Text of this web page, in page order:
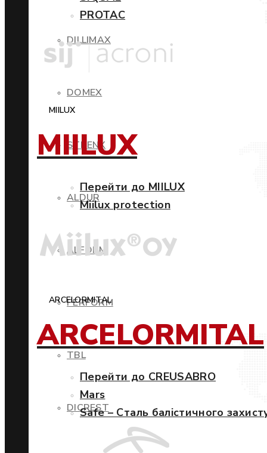
DILLIMAX
DOMEX
STRENX
ALDUR
ALFORM
PERFORM
TBL
DICREST
PROTAC
MIILUX
MIILUX
Перейти до MIILUX
Miilux protection
ARCELORMITAL
ARCELORMITAL
Перейти до CREUSABRO
Mars
Safe – Сталь балістичного